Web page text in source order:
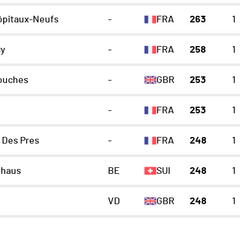
Neufs - FRA 263 1
- FRA 258 1
- GBR 253 1
- FRA 253 1
Des Pres - FRA 248 1
BE SUI 248 1
VD GBR 248 1